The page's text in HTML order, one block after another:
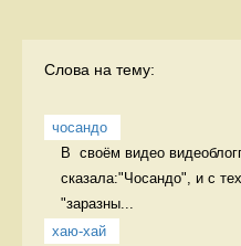
Слова на тему:
чосандо
В  своём видео
сказала:"Чосандо", и с
"заразны...
хаю-хай